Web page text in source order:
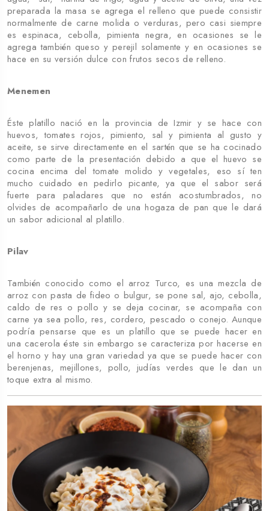
preparada la masa se agrega el relleno que puede consistir
normalmente de carne molida o verduras, pero casi siempre
es espinaca, cebolla, pimienta negra, en ocasiones se le
agrega también queso y perejil solamente y en ocasiones se
hace en su versión dulce con frutos secos de relleno.
Menemen
Éste platillo nació en la provincia de Izmir y se hace con
huevos, tomates rojos, pimiento, sal y pimienta al gusto y
aceite, se sirve directamente en el sartén que se ha cocinado
como parte de la presentación debido a que el huevo se
cocina encima del tomate molido y vegetales, eso sí ten
mucho cuidado en pedirlo picante, ya que el sabor será
fuerte para paladares que no están acostumbrados, no
olvides de acompañarlo de una hogaza de pan que le dará
un sabor adicional al platillo.
Pilav
También conocido como el arroz Turco, es una mezcla de
arroz con pasta de fideo o bulgur, se pone sal, ajo, cebolla,
caldo de res o pollo y se deja cocinar, se acompaña con
carne ya sea pollo, res, cordero, pescado o conejo. Aunque
podría pensarse que es un platillo que se puede hacer en
una cacerola éste sin embargo se caracteriza por hacerse en
el horno y hay una gran variedad ya que se puede hacer con
berenjenas, mejillones, pollo, judías verdes que le dan un
toque extra al mismo.